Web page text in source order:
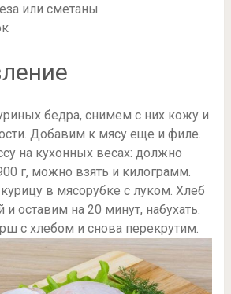
или сметаны
бедра, снимем с них кожу и
Добавим к мясу еще и филе.
на кухонных весах: должно
г, можно взять и килограмм.
в мясорубке с луком. Хлеб
оставим на 20 минут, набухать.
с хлебом и снова перекрутим.